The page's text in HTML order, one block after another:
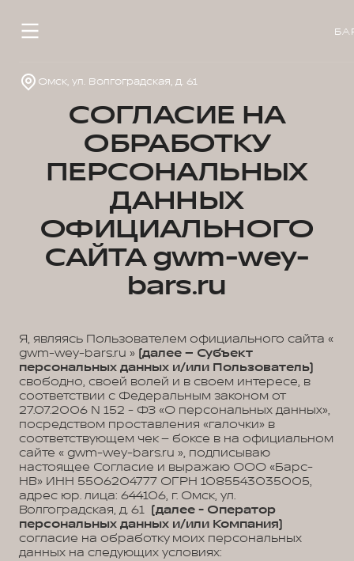
Омск, ул. Волгоградская, д. 61
СОГЛАСИЕ НА
ОБРАБОТКУ
ПЕРСОНАЛЬНЫХ
ДАННЫХ
ОФИЦИАЛЬНОГО
САЙТА gwm-wey-
bars.ru
Я, являясь Пользователем официального сайта «
gwm-wey-bars.ru » (далее – Субъект
персональных данных и/или Пользователь)
свободно, своей волей и в своем интересе, в
соответствии с Федеральным законом от
27.07.2006 N 152 - ФЗ «О персональных данных»,
посредством проставления «галочки» в
соответствующем чек – боксе в на официальном
сайте « gwm-wey-bars.ru », подписываю
настоящее Согласие и выражаю ООО «Барс-
НВ» ИНН 5506204777 ОГРН 1085543035005,
адрес юр. лица: 644106, г. Омск, ул.
Волгоградская, д. 61 (далее - Оператор
персональных данных и/или Компания)
согласие на обработку моих персональных
данных на следующих условиях: